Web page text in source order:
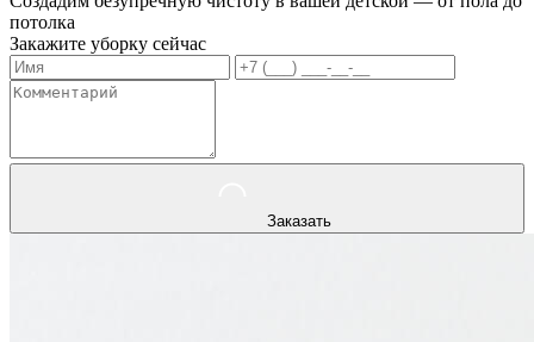
потолка
Закажите уборку сейчас
Заказать